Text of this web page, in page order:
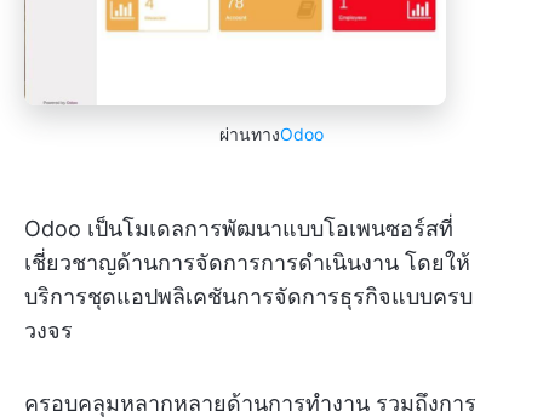
ผ่านทางOdoo
Odoo เป็นโมเดลการพัฒนาแบบโอเพนซอร์สที่
เชี่ยวชาญด้านการจัดการการดำเนินงาน โดยให้
บริการชุดแอปพลิเคชันการจัดการธุรกิจแบบครบ
วงจร
ครอบคลุมหลากหลายด้านการทำงาน รวมถึงการ